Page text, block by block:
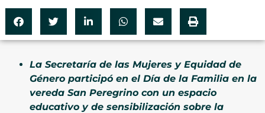
La Secretaría de las Mujeres y Equidad de
Género participó en el Día de la Familia en la
vereda San Peregrino con un espacio
educativo y de sensibilización sobre la